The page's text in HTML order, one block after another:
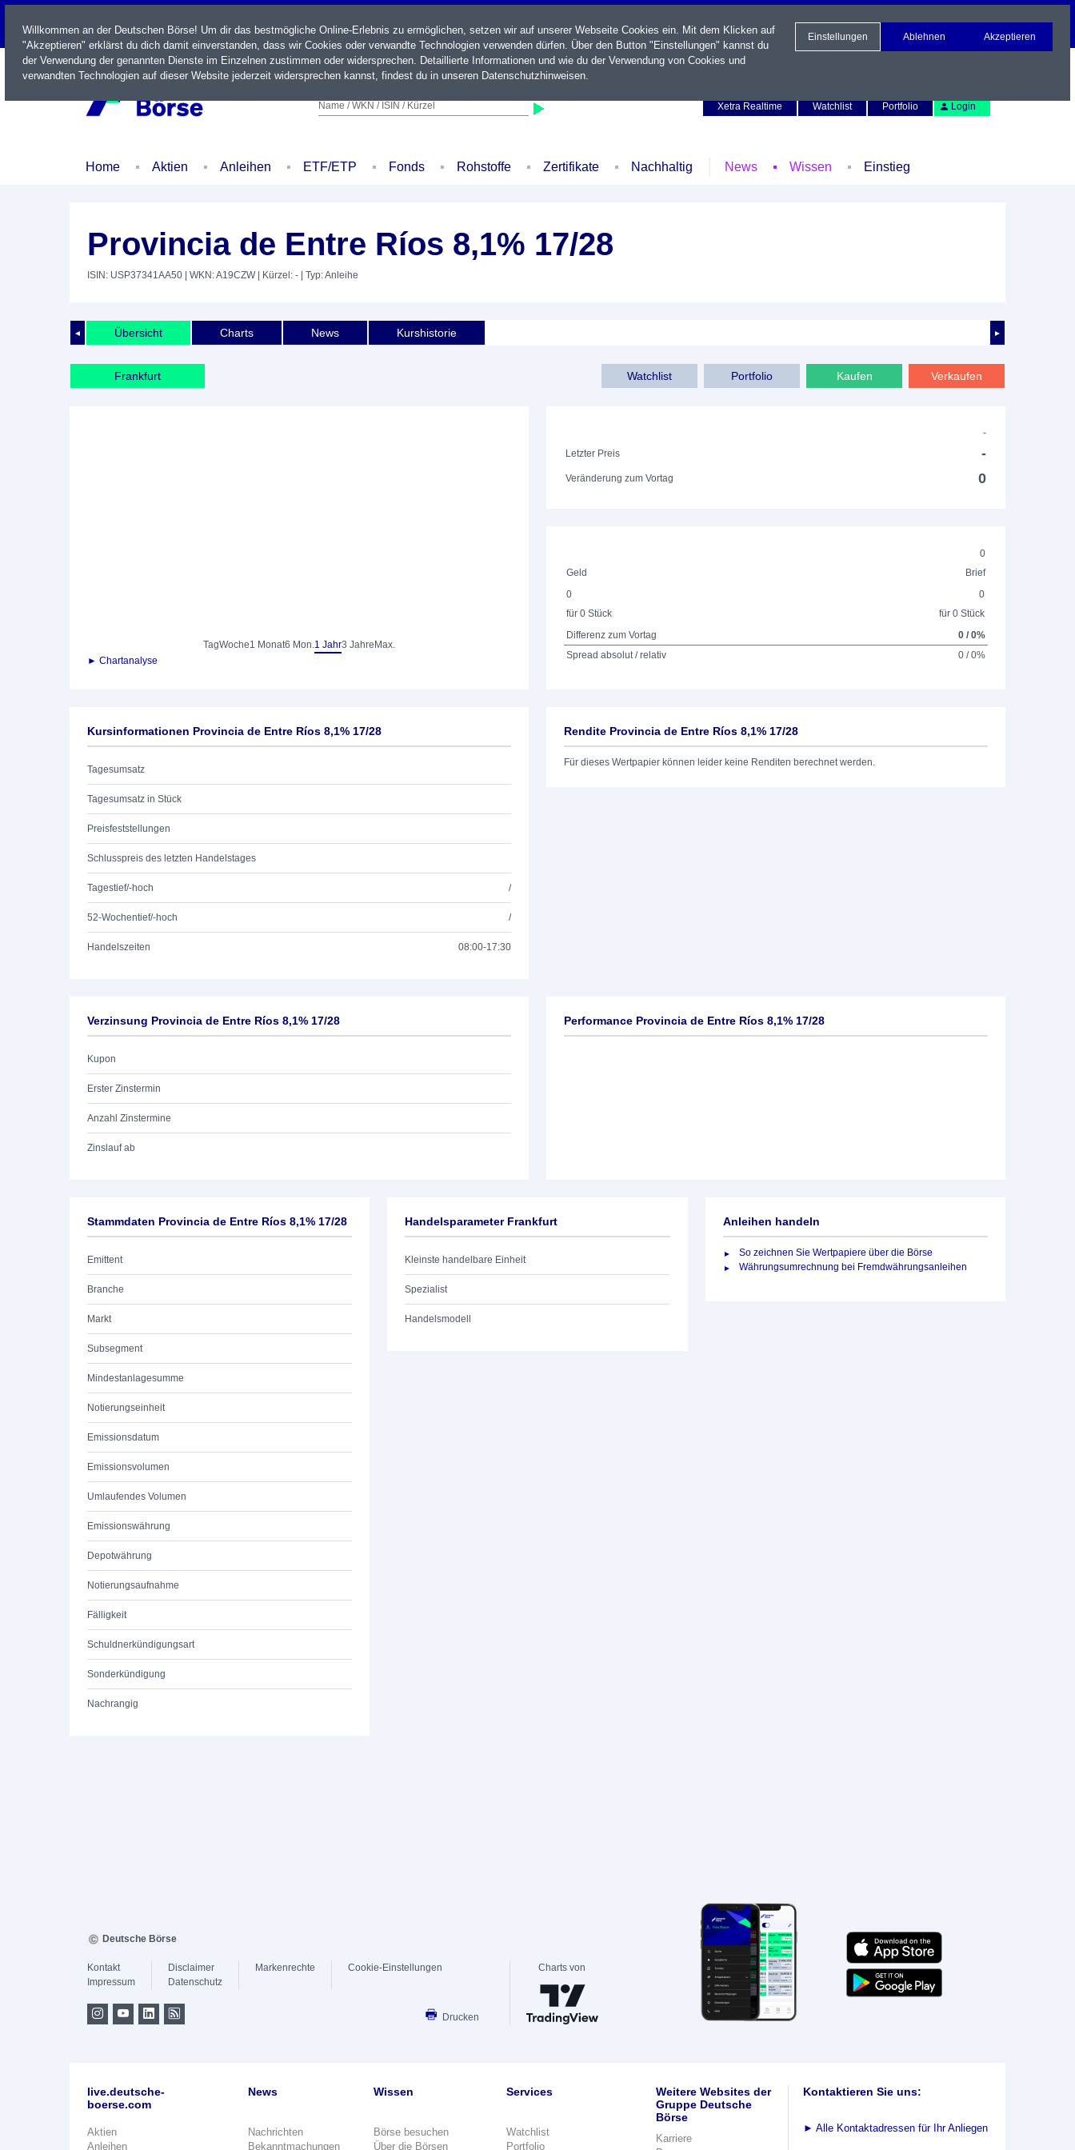
LIVE
Name / WKN / ISIN / Kürzel
Xetra Realtime
Watchlist Portfolio Login
Home Aktien Anleihen ETF/ETP Fonds Rohstoffe Zertifikate Nachhaltig News Wissen Einstieg
Provincia de Entre Ríos 8,1% 17/28
ISIN: USP37341AA50 | WKN: A19CZW| Kürzel: - | Typ: Anleihe
◄ ►
Übersicht Charts News Kurshistorie
Frankfurt Verkaufen
Kaufen
Portfolio
Watchlist
TagWoche1 Monat6 Mon.1 Jahr3 Jahre Max.
► Chartanalyse
-
Letzter Preis
-
Veränderung zum Vortag 0
0
Geld
Brief
0
für 0 Stück
0
für 0 Stück
Differenz zum Vortag
0 / 0%
Spread absolut / relativ
0 / 0%
Kursinformationen Provincia de Entre Ríos 8,1% 17/28
Tagesumsatz
Tagesumsatz in Stück
Preisfeststellungen
Schlusspreis des letzten Handelstages
Tagestief/-hoch /
52-Wochentief/-hoch /
Handelszeiten 08:00-17:30
Rendite Provincia de Entre Ríos 8,1% 17/28
Für dieses Wertpapier können leider keine Renditen berechnet werden.
Verzinsung Provincia de Entre Ríos 8,1% 17/28
Kupon
Erster Zinstermin
Anzahl Zinstermine
Zinslauf ab
Performance Provincia de Entre Ríos 8,1% 17/28
Stammdaten Provincia de Entre Ríos 8,1% 17/28
Emittent
Branche
Markt
Subsegment
Mindestanlagesumme
Notierungseinheit
Emissionsdatum
Emissionsvolumen
Umlaufendes Volumen
Emissionswährung
Depotwährung
Notierungsaufnahme
Fälligkeit
Schuldnerkündigungsart
Sonderkündigung
Nachrangig
Handelsparameter Frankfurt
Kleinste handelbare Einheit
Spezialist
Handelsmodell
Anleihen handeln
So zeichnen Sie Wertpapiere über die Börse
Währungsumrechnung bei Fremdwährungsanleihen
Willkommen an der Deutschen Börse! Um dir das bestmögliche Online-Erlebnis zu ermöglichen, setzen wir auf unserer Webseite Cookies ein. Mit dem Klicken auf
"Akzeptieren" erklärst du dich damit einverstanden, dass wir Cookies oder verwandte Technologien verwenden dürfen. Über den Button "Einstellungen" kannst du
der Verwendung der genannten Dienste im Einzelnen zustimmen oder widersprechen. Detaillierte Informationen und wie du der Verwendung von Cookies und
verwandten Technologien auf dieser Website jederzeit widersprechen kannst, findest du in unseren Datenschutzhinweisen.
Einstellungen Ablehnen Akzeptieren
Deutsche Börse
Kontakt
Impressum
Disclaimer
Datenschutz
Markenrechte Cookie-Einstellungen
Drucken
Charts von
live.deutsche-
boerse.com
Aktien
Anleihen
News
Nachrichten
Bekanntmachungen
Wissen
Börse besuchen
Über die Börsen
Services
Watchlist
Portfolio
Weitere Websites der
Gruppe Deutsche
Börse
Karriere
Kontaktieren Sie uns:
► Alle Kontaktadressen für Ihr Anliegen